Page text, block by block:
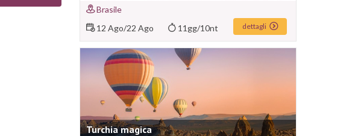
Brasile
12 Ago/22 Ago 11gg/10nt dettagli
Turchia magica